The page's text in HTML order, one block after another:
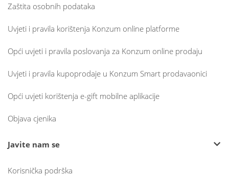
Zaštita osobnih podataka
Uvjeti i pravila korištenja Konzum online platforme
Opći uvjeti i pravila poslovanja za Konzum online prodaju
Uvjeti i pravila kupoprodaje u Konzum Smart prodavaonici
Opći uvjeti korištenja e-gift mobilne aplikacije
Objava cjenika
Javite nam se
Korisnička podrška